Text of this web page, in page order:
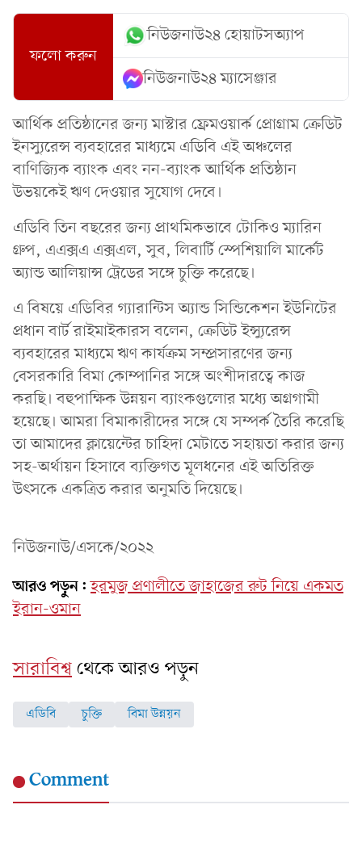
ফলো করুন
নিউজনাউ২৪ হোয়াটসঅ্যাপ
নিউজনাউ২৪ ম্যাসেঞ্জার
আর্থিক প্রতিষ্ঠানের জন্য মাস্টার ফ্রেমওয়ার্ক প্রোগ্রাম ক্রেডিট
ইনস্যুরেন্স ব্যবহারের মাধ্যমে এডিবি এই অঞ্চলের
বাণিজ্যিক ব্যাংক এবং নন-ব্যাংক আর্থিক প্রতিষ্ঠান
উভয়কেই ঋণ দেওয়ার সুযোগ দেবে।
এডিবি তিন বছরের জন্য প্রাথমিকভাবে টোকিও ম্যারিন
গ্রুপ, এএক্সএ এক্সএল, সুব, লিবার্টি স্পেশিয়ালি মার্কেট
অ্যান্ড আলিয়ান্স ট্রেডের সঙ্গে চুক্তি করেছে।
এ বিষয়ে এডিবির গ্যারান্টিস অ্যান্ড সিন্ডিকেশন ইউনিটের
প্রধান বার্ট রাইমাইকারস বলেন, ক্রেডিট ইন্স্যুরেন্স
ব্যবহারের মাধ্যমে ঋণ কার্যক্রম সম্প্রসারণের জন্য
বেসরকারি বিমা কোম্পানির সঙ্গে অংশীদারত্বে কাজ
করছি। বহুপাক্ষিক উন্নয়ন ব্যাংকগুলোর মধ্যে অগ্রগামী
হয়েছে। আমরা বিমাকারীদের সঙ্গে যে সম্পর্ক তৈরি করেছি
তা আমাদের ক্লায়েন্টের চাহিদা মেটাতে সহায়তা করার জন্য
সহ-অর্থায়ন হিসাবে ব্যক্তিগত মূলধনের এই অতিরিক্ত
উৎসকে একত্রিত করার অনুমতি দিয়েছে।
নিউজনাউ/এসকে/২০২২
আরও পড়ুন: হরমুজ প্রণালীতে জাহাজের রুট নিয়ে একমত
ইরান-ওমান
সারাবিশ্বথেকে আরও পড়ুন
এডিবি চুক্তি বিমা উন্নয়ন
Comment